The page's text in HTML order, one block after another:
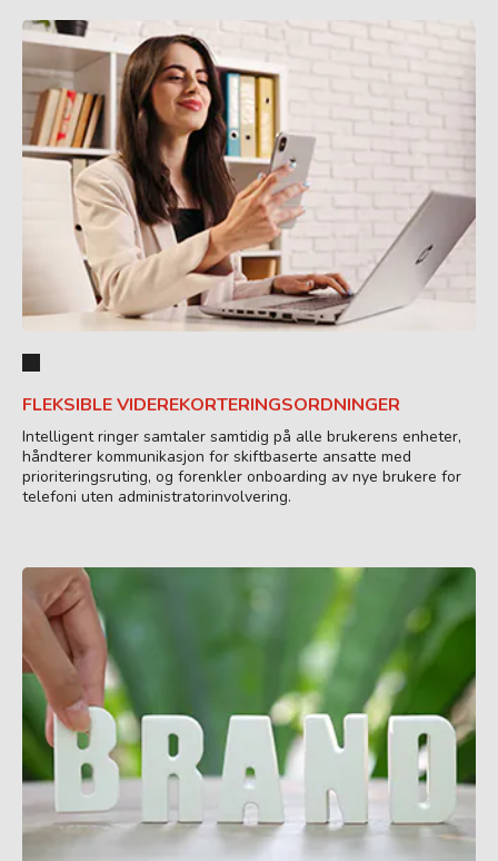
FLEKSIBLE VIDEREKORTERINGSORDNINGER
Intelligent ringer samtaler samtidig på alle brukerens enheter,
håndterer kommunikasjon for skiftbaserte ansatte med
prioriteringsruting, og forenkler onboarding av nye brukere for
telefoni uten administratorinvolvering.